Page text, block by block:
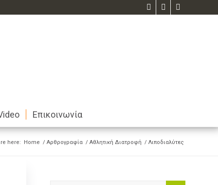
Επικοινωνία
here: Home / Αρθρογραφία / Αθλητική Διατροφή / Λιποδιαλύτες